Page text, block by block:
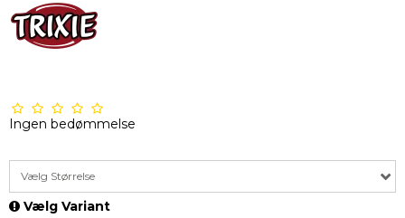
Ingen bedømmelse
Vælg Størrelse
Vælg Variant